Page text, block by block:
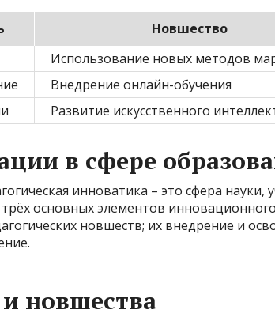
Новшество
Использование новых методов
Внедрение онлайн-обучения
Развитие искусственного
в сфере
инноватика – это сфера
основных элементов
новшеств; их внедрение и
новшества